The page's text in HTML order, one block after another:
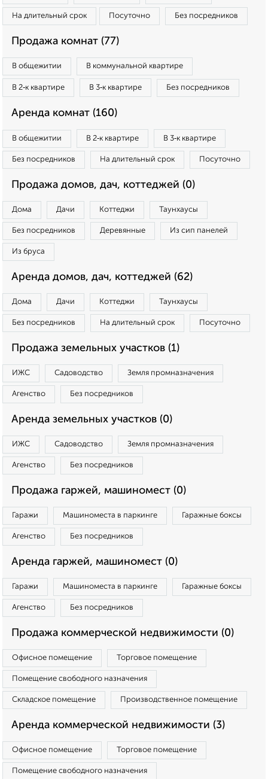
На длительный срок Посуточно Без посредников
Продажа комнат (77)
В общежитии В коммунальной квартире
В 2‑к квартире В 3‑к квартире Без посредников
Аренда комнат (160)
В общежитии В 2‑к квартире В 3‑к квартире
Без посредников На длительный срок Посуточно
Продажа домов, дач, коттеджей (0)
Дома Дачи Коттеджи Таунхаусы
Без посредников Деревянные Из сип панелей
Из бруса
Аренда домов, дач, коттеджей (62)
Дома Дачи Коттеджи Таунхаусы
Без посредников На длительный срок Посуточно
Продажа земельных участков (1)
ИЖС Садоводство Земля промназначения
Агенство Без посредников
Аренда земельных участков (0)
ИЖС Садоводство Земля промназначения
Агенство Без посредников
Продажа гаржей, машиномест (0)
Гаражи Машиноместа в паркинге Гаражные боксы
Агенство Без посредников
Аренда гаржей, машиномест (0)
Гаражи Машиноместа в паркинге Гаражные боксы
Агенство Без посредников
Продажа коммерческой недвижимости (0)
Офисное помещение Торговое помещение
Помещение свободного назначения
Складское помещение Производственное помещение
Аренда коммерческой недвижимости (3)
Офисное помещение Торговое помещение
Помещение свободного назначения